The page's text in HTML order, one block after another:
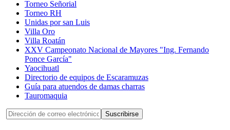
Torneo Señorial
Torneo RH
Unidas por san Luis
Villa Oro
Villa Roatán
XXV Campeonato Nacional de Mayores "Ing. Fernando
Ponce García"
Yaocihuatl
Directorio de equipos de Escaramuzas
Guía para atuendos de damas charras
Tauromaquia
Suscribirse